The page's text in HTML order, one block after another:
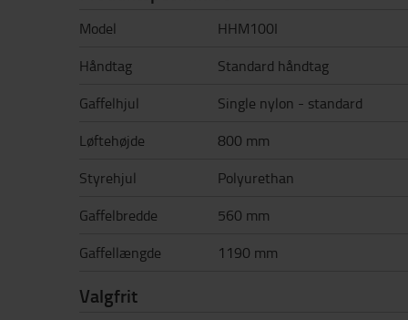
Model HHM100I
Håndtag
Standard håndtag
Gaffelhjul
Single nylon - standard
Løftehøjde
800 mm
Styrehjul
Polyurethan
Gaffelbredde
560 mm
Gaffellængde
1190 mm
Valgfrit